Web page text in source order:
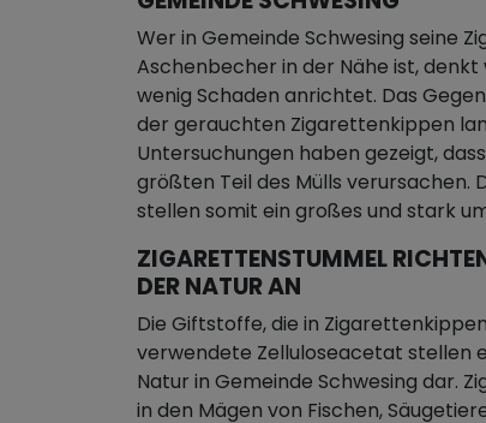
Wer in Gemeinde Schwesing seine
Aschenbecher in der Nähe ist,
wenig Schaden anrichtet. Das
der gerauchten Zigarettenkippen
Untersuchungen haben gezeigt,
größten Teil des Mülls verursachen.
stellen somit ein großes und stark
ZIGARETTENSTUMMEL
ER NATUR AN
Die Giftstoffe, die in
verwendete Zelluloseacetat stellen
Natur in Gemeinde Schwesing dar.
in den Mägen von Fischen,